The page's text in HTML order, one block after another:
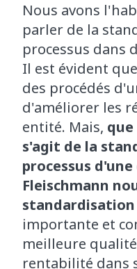
Nous avons
parler de la
processus dans
Il est évident
des procédés
d'améliorer les
entité. Mais,
s'agit de la
processus
Fleischmann
standardisation
importante et
meilleure
rentabilité dans